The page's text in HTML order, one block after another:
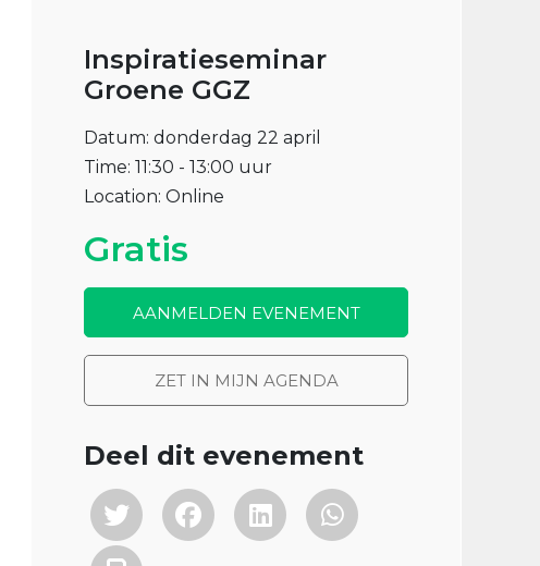
Inspiratieseminar
Groene GGZ
Datum: donderdag 22 april
Time: 11:30 - 13:00 uur
Location: Online
Gratis
AANMELDEN EVENEMENT
ZET IN MIJN AGENDA
Deel dit evenement